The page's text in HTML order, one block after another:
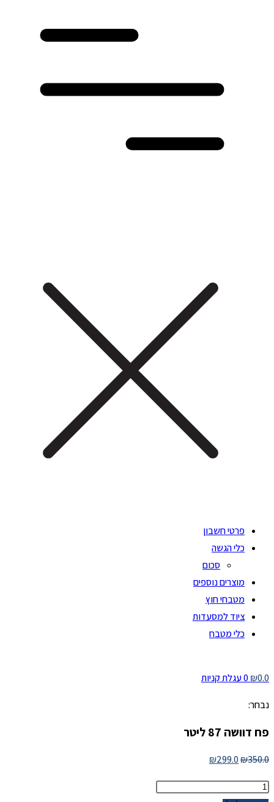
פרטי חשבון
כלי הגשה
סכום
מוצרים נוספים
מטבחי חוץ
ציוד למסעדות
כלי מטבח
₪0.0
0 עגלת קניות
נבחר:
פח דוושה 87 ליטר
₪350.0
המחיר
היה:
₪299.0 המחיר
הוא:
כמות